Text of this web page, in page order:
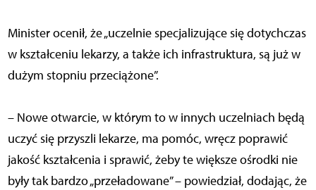
Minister ocenił, że „uczelnie specjalizujące się dotychczas
w kształceniu lekarzy, a także ich infrastruktura, są już w
dużym stopniu przeciążone”.
– Nowe otwarcie, w którym to w innych uczelniach będą
uczyć się przyszli lekarze, ma pomóc, wręcz poprawić
jakość kształcenia i sprawić, żeby te większe ośrodki nie
były tak bardzo „przeładowane” – powiedział, dodając, że